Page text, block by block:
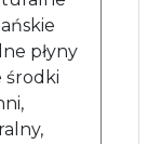
płyny
środki